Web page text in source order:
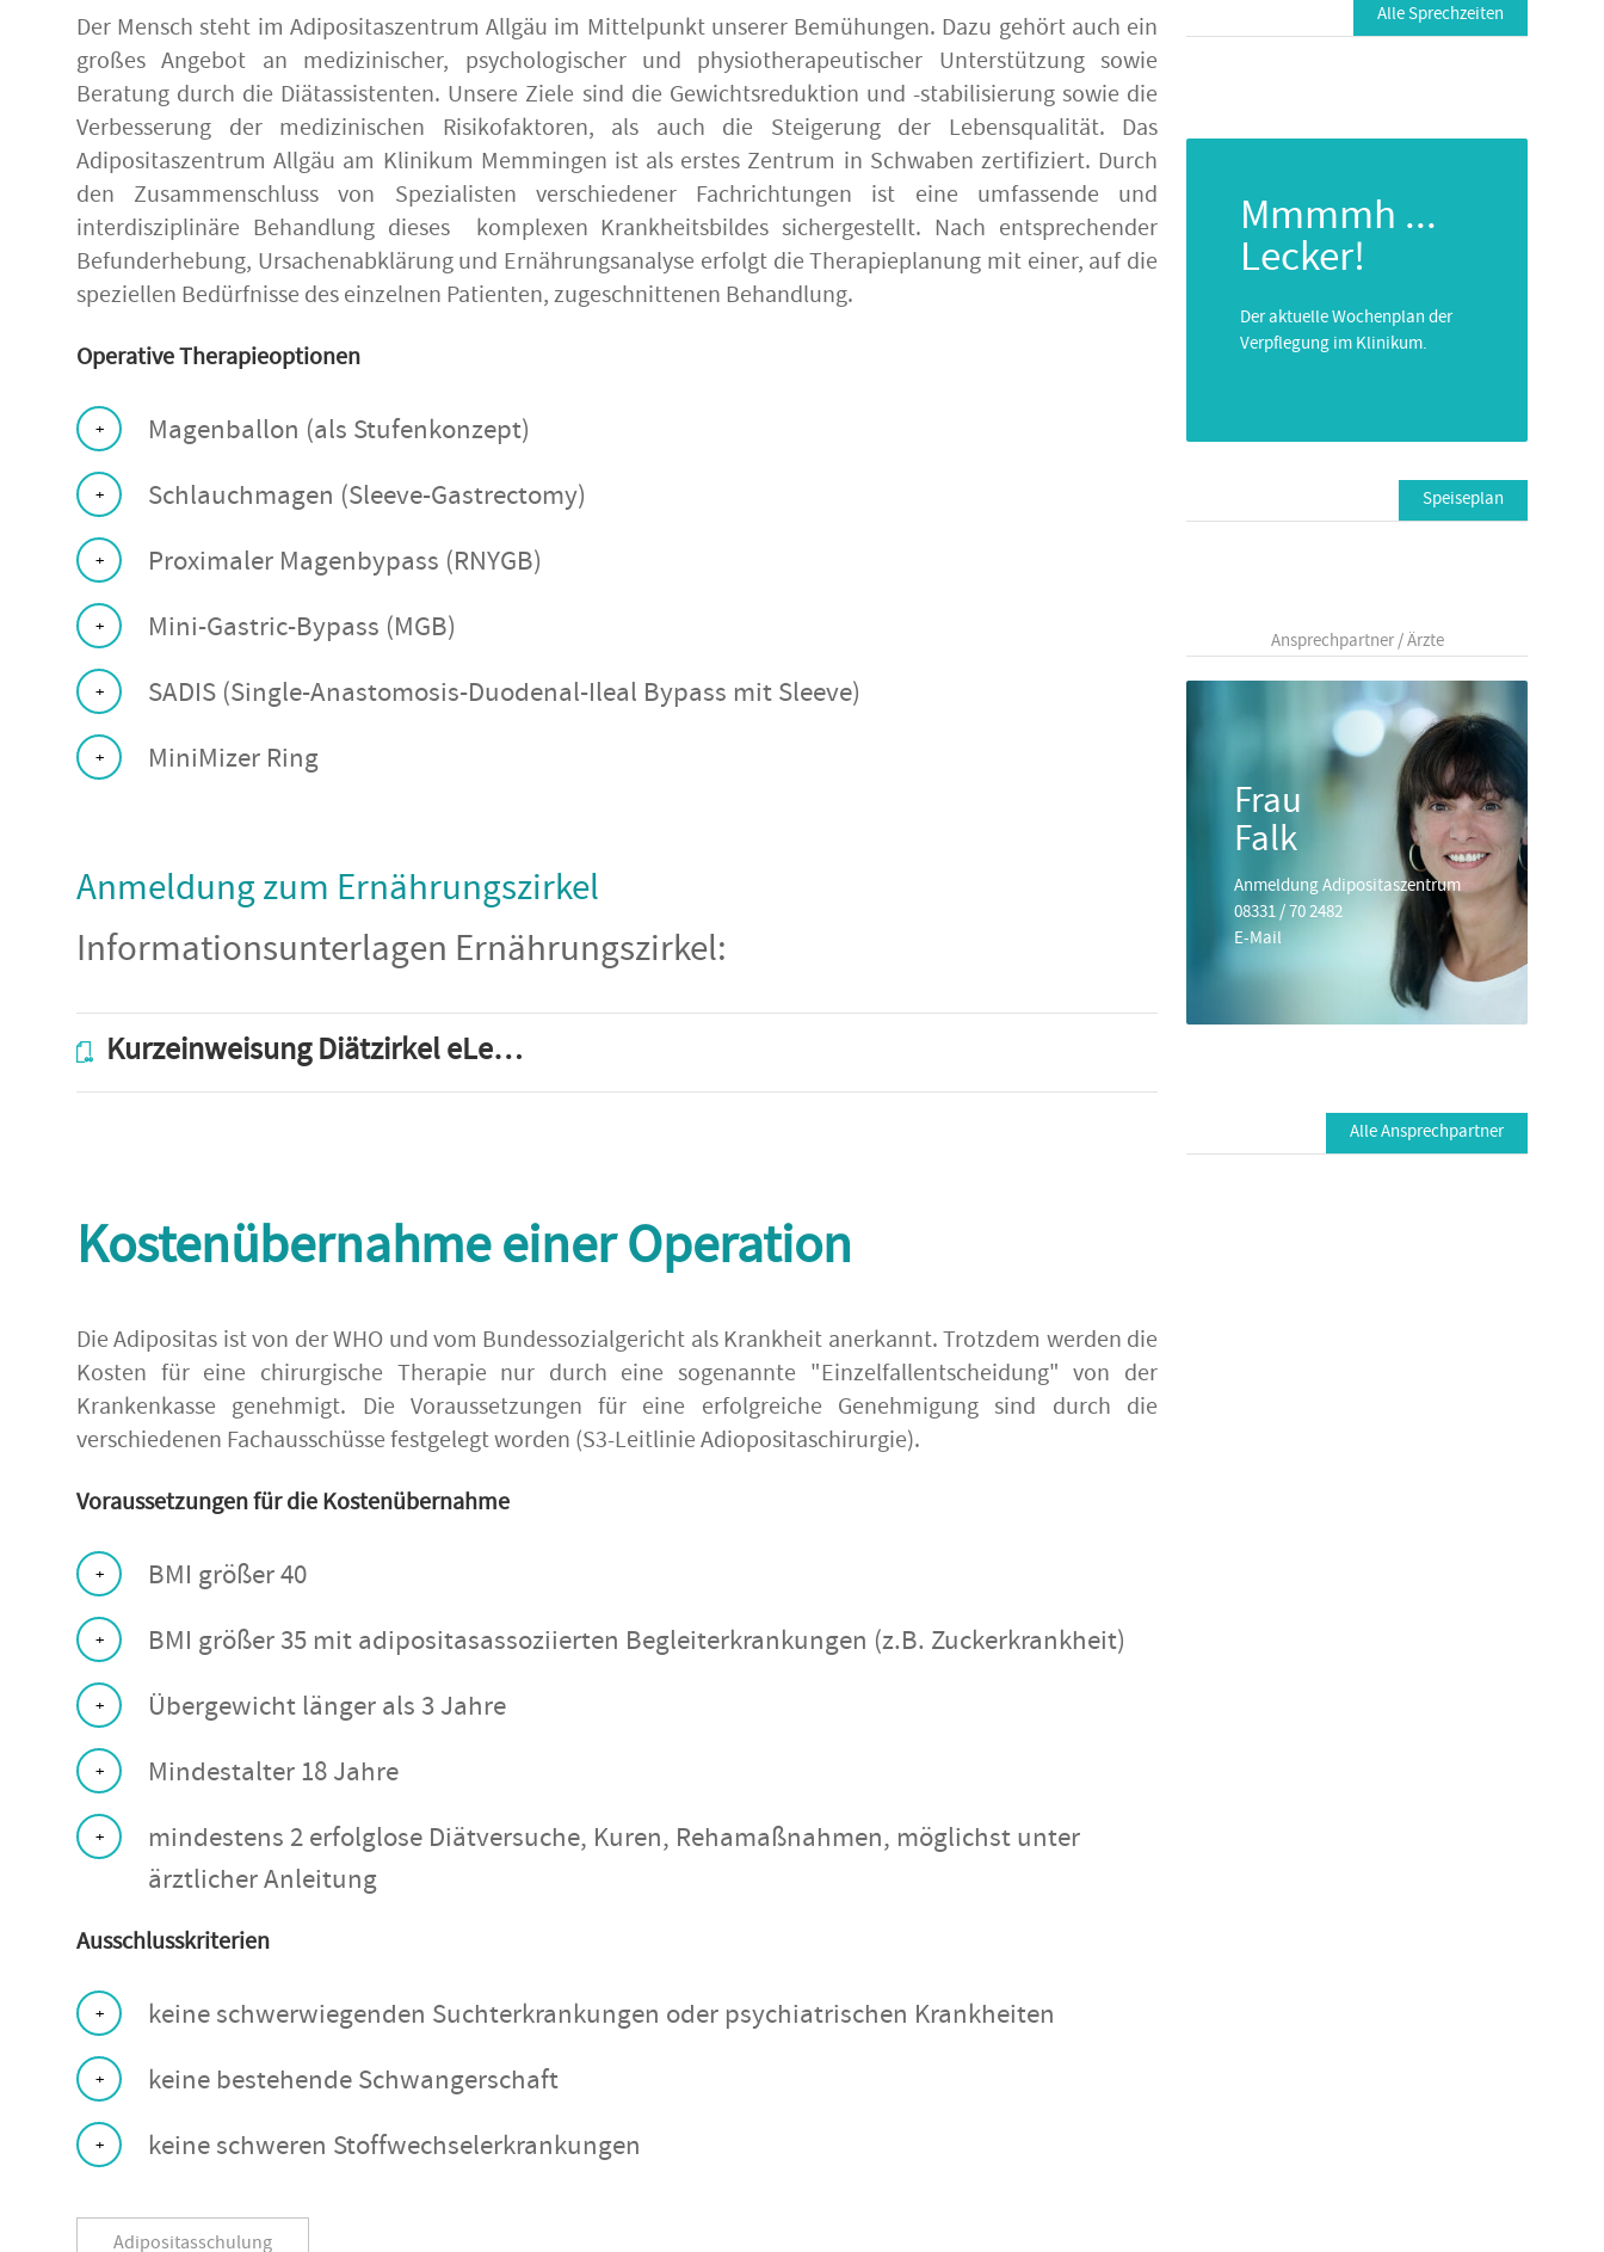
Der Mensch steht im Adipositaszentrum Allgäu im Mittelpunkt unserer Bemühungen. Dazu gehört auch ein
großes Angebot an medizinischer, psychologischer und physiotherapeutischer Unterstützung sowie
Beratung durch die Diätassistenten. Unsere Ziele sind die Gewichtsreduktion und -stabilisierung sowie die
Verbesserung der medizinischen Risikofaktoren, als auch die Steigerung der Lebensqualität. Das
Adipositaszentrum Allgäu am Klinikum Memmingen ist als erstes Zentrum in Schwaben zertifiziert. Durch
den Zusammenschluss von Spezialisten verschiedener Fachrichtungen ist eine umfassende und
interdisziplinäre Behandlung dieses komplexen Krankheitsbildes sichergestellt. Nach entsprechender
Befunderhebung, Ursachenabklärung und Ernährungsanalyse erfolgt die Therapieplanung mit einer, auf die
speziellen Bedürfnisse des einzelnen Patienten, zugeschnittenen Behandlung.
Operative Therapieoptionen
Magenballon (als Stufenkonzept)
Schlauchmagen (Sleeve-Gastrectomy)
Proximaler Magenbypass (RNYGB)
Mini-Gastric-Bypass (MGB)
SADIS (Single-Anastomosis-Duodenal-Ileal Bypass mit Sleeve)
MiniMizer Ring
Anmeldung zum Ernährungszirkel
Informationsunterlagen Ernährungszirkel:
Kurzeinweisung Diätzirkel eLearning Moodle.pdf
Kostenübernahme einer Operation
Die Adipositas ist von der WHO und vom Bundessozialgericht als Krankheit anerkannt. Trotzdem werden die
Kosten für eine chirurgische Therapie nur durch eine sogenannte "Einzelfallentscheidung" von der
Krankenkasse genehmigt. Die Voraussetzungen für eine erfolgreiche Genehmigung sind durch die
verschiedenen Fachausschüsse festgelegt worden (S3-Leitlinie Adiopositaschirurgie).
Voraussetzungen für die Kostenübernahme
BMI größer 40
BMI größer 35 mit adipositasassoziierten Begleiterkrankungen (z.B. Zuckerkrankheit)
Übergewicht länger als 3 Jahre
Mindestalter 18 Jahre
mindestens 2 erfolglose Diätversuche, Kuren, Rehamaßnahmen, möglichst unter
ärztlicher Anleitung
Ausschlusskriterien
keine schwerwiegenden Suchterkrankungen oder psychiatrischen Krankheiten
keine bestehende Schwangerschaft
keine schweren Stoffwechselerkrankungen
Adipositasschulung
Alle Sprechzeiten
Mmmmh ...
Lecker!
Der aktuelle Wochenplan der
Verpflegung im Klinikum.
Speiseplan
Ansprechpartner / Ärzte
Frau
Falk
Anmeldung Adipositaszentrum
08331 / 70 2482
E-Mail
Alle Ansprechpartner